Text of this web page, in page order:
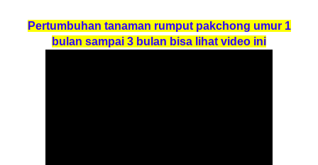
Pertumbuhan tanaman rumput pakchong umur 1
bulan sampai 3 bulan bisa lihat video ini